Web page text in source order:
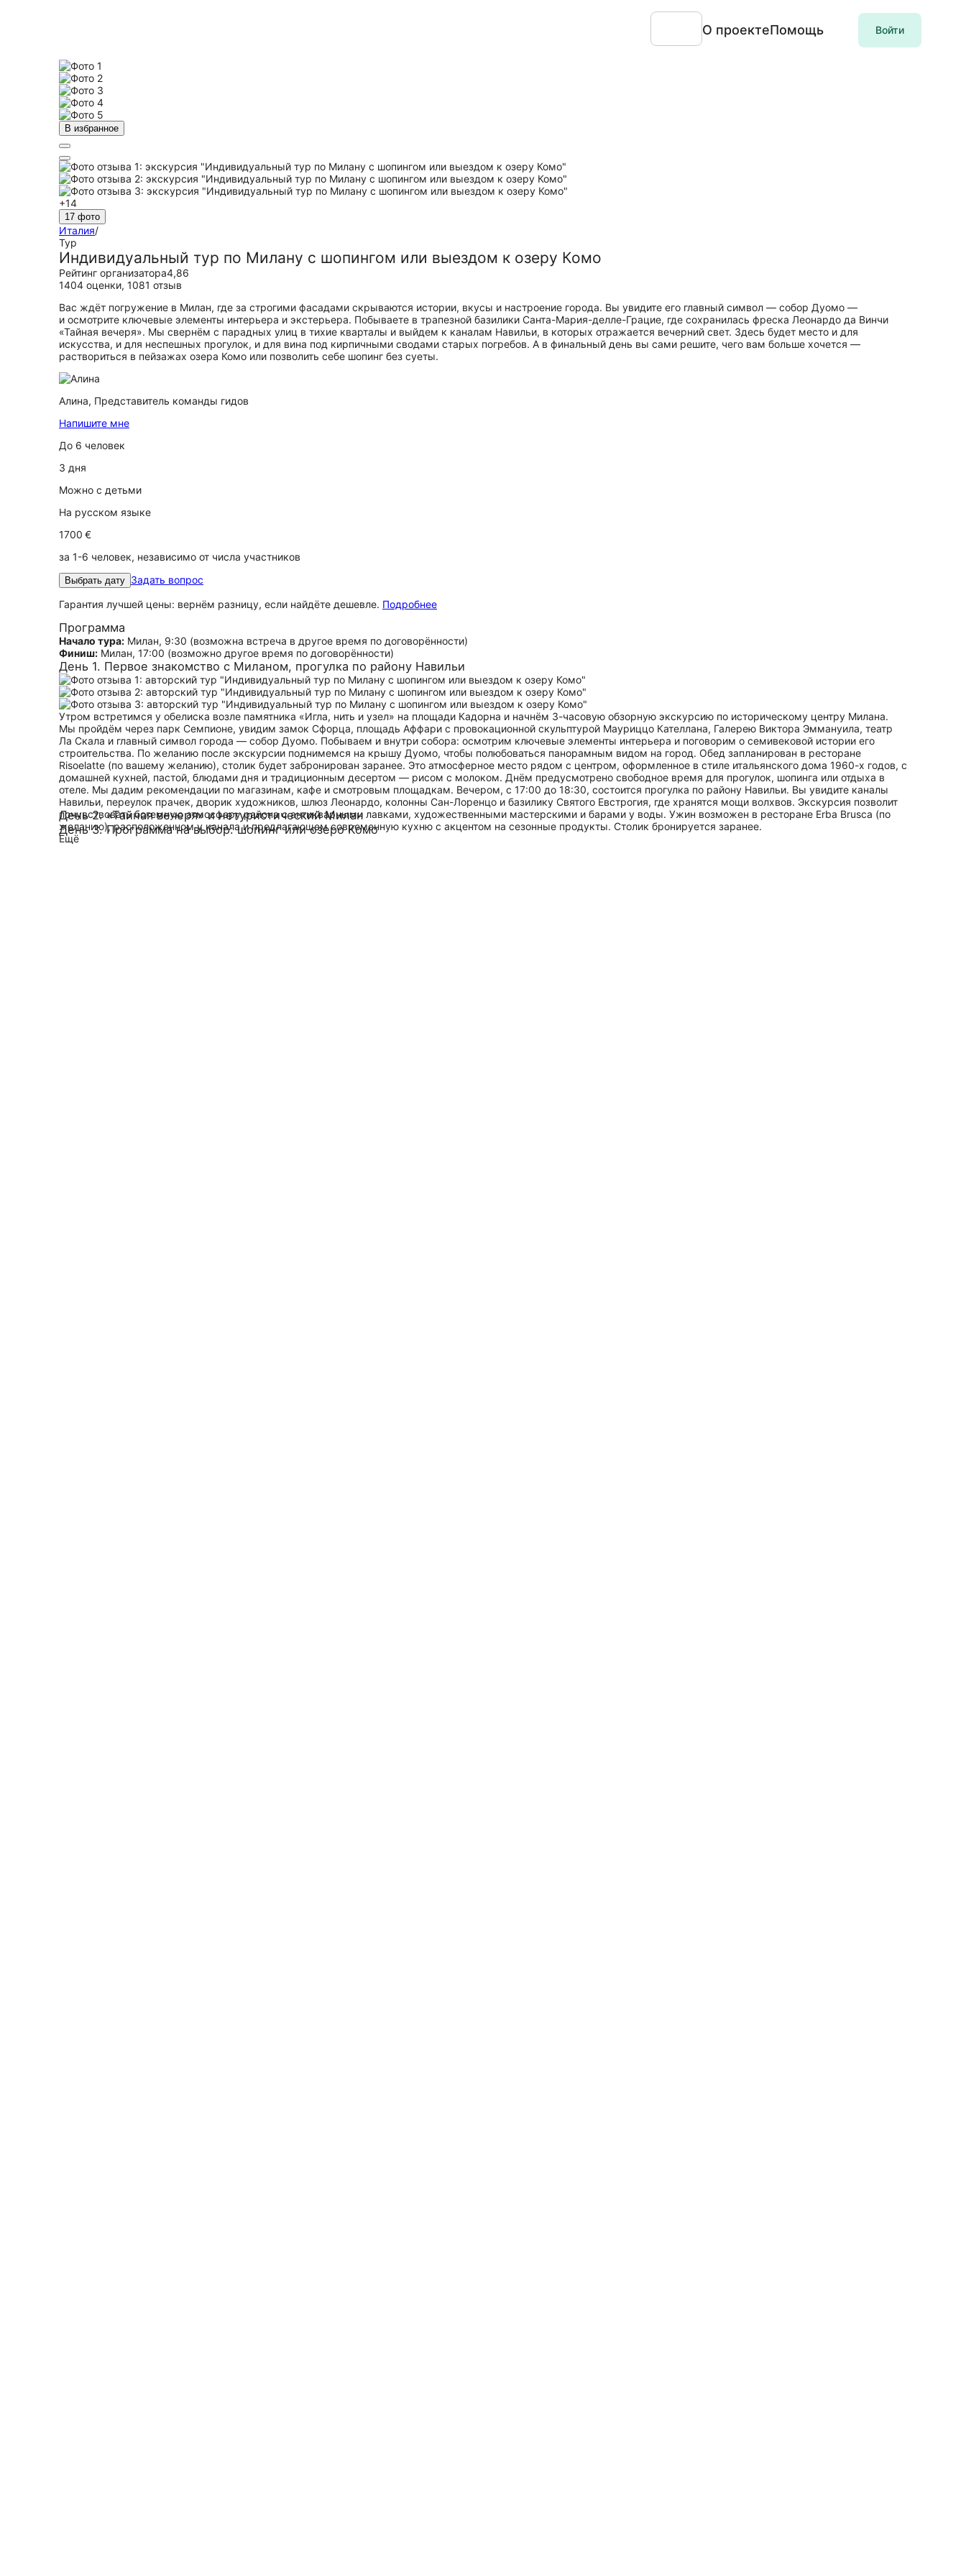
О проектеПомощь Войти
В избранное
+14
17 фото
Италия/
Тур
Индивидуальный тур по Милану с шопингом или выездом к озеру Комо
Рейтинг организатора4,86
1404 оценки, 1081 отзыв
Вас ждёт погружение в Милан, где за строгими фасадами скрываются истории, вкусы и настроение города. Вы увидите его главный символ — собор Дуомо —
и осмотрите ключевые элементы интерьера и экстерьера. Побываете в трапезной базилики Санта-Мария-делле-Грацие, где сохранилась фреска Леонардо да Винчи
«Тайная вечеря». Мы свернём с парадных улиц в тихие кварталы и выйдем к каналам Навильи, в которых отражается вечерний свет. Здесь будет место и для
искусства, и для неспешных прогулок, и для вина под кирпичными сводами старых погребов. А в финальный день вы сами решите, чего вам больше хочется —
раствориться в пейзажах озера Комо или позволить себе шопинг без суеты.
Алина, Представитель команды гидов
Напишите мне
До 6 человек
3 дня
Можно с детьми
На русском языке
1700 €
за 1-6 человек, независимо от числа участников
Выбрать дату Задать вопрос
Гарантия лучшей цены: вернём разницу, если найдёте дешевле. Подробнее
Программа
Начало тура: Милан, 9:30 (возможна встреча в другое время по договорённости)
Финиш: Милан, 17:00 (возможно другое время по договорённости)
День 1. Первое знакомство с Миланом, прогулка по району Навильи
Утром встретимся у обелиска возле памятника «Игла, нить и узел» на площади Кадорна и начнём 3-часовую обзорную экскурсию по историческому центру Милана.
Мы пройдём через парк Семпионе, увидим замок Сфорца, площадь Аффари с провокационной скульптурой Мауриццо Кателлана, Галерею Виктора Эммануила, театр
Ла Скала и главный символ города — собор Дуомо. Побываем и внутри собора: осмотрим ключевые элементы интерьера и поговорим о семивековой истории его
строительства. По желанию после экскурсии поднимемся на крышу Дуомо, чтобы полюбоваться панорамным видом на город. Обед запланирован в ресторане
Risoelatte (по вашему желанию), столик будет забронирован заранее. Это атмосферное место рядом с центром, оформленное в стиле итальянского дома 1960-х годов, с
домашней кухней, пастой, блюдами дня и традиционным десертом — рисом с молоком. Днём предусмотрено свободное время для прогулок, шопинга или отдыха в
отеле. Мы дадим рекомендации по магазинам, кафе и смотровым площадкам. Вечером, с 17:00 до 18:30, состоится прогулка по району Навильи. Вы увидите каналы
Навильи, переулок прачек, дворик художников, шлюз Леонардо, колонны Сан-Лоренцо и базилику Святого Евстрогия, где хранятся мощи волхвов. Экскурсия позволит
почувствовать богемную атмосферу района с антикварными лавками, художественными мастерскими и барами у воды. Ужин возможен в ресторане Erba Brusca (по
желанию), расположенном у канала и предлагающем современную кухню с акцентом на сезонные продукты. Столик бронируется заранее.
Ещё
День 2. «Тайная вечеря» и нетуристический Милан
День 3. Программа на выбор: шопинг или озеро Комо